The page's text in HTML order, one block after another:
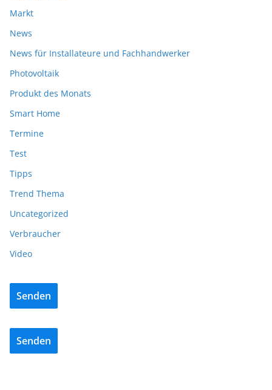
Markt
News
News für Installateure und Fachhandwerker
Photovoltaik
Produkt des Monats
Smart Home
Termine
Test
Tipps
Trend Thema
Uncategorized
Verbraucher
Video
Senden
Senden